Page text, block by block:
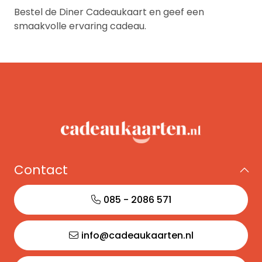
Bestel de Diner Cadeaukaart en geef een
smaakvolle ervaring cadeau.
Contact
085 - 2086 571
info@cadeaukaarten.nl